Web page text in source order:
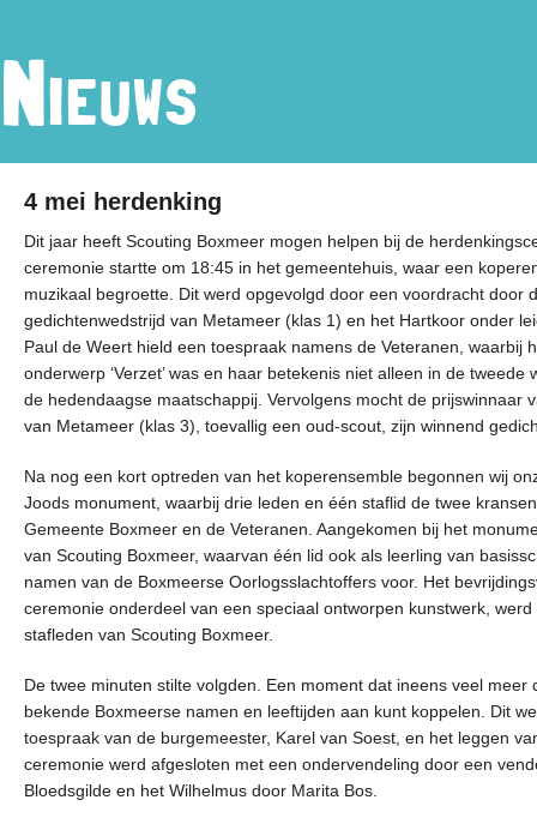
Nieuws
4 mei herdenking
Dit jaar heeft Scouting Boxmeer mogen helpen bij de
ceremonie startte om 18:45 in het gemeentehuis, waar een
muzikaal begroette. Dit werd opgevolgd door een voordracht door
gedichtenwedstrijd van Metameer (klas 1) en het Hartkoor onder
Paul de Weert hield een toespraak namens de Veteranen, waarbij
onderwerp ‘Verzet’ was en haar betekenis niet alleen in de
de hedendaagse maatschappij. Vervolgens mocht de prijswinnaar
van Metameer (klas 3), toevallig een oud-scout, zijn winnend
Na nog een kort optreden van het koperensemble begonnen wij
Joods monument, waarbij drie leden en één staflid de twee
Gemeente Boxmeer en de Veteranen. Aangekomen bij het
van Scouting Boxmeer, waarvan één lid ook als leerling van
namen van de Boxmeerse Oorlogsslachtoffers voor. Het
ceremonie onderdeel van een speciaal ontworpen kunstwerk,
stafleden van Scouting Boxmeer.
De twee minuten stilte volgden. Een moment dat ineens veel meer
bekende Boxmeerse namen en leeftijden aan kunt koppelen. Dit
toespraak van de burgemeester, Karel van Soest, en het leggen
ceremonie werd afgesloten met een ondervendeling door een
Bloedsgilde en het Wilhelmus door Marita Bos.